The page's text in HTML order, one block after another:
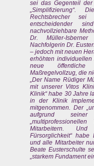
sei das Gegenteil
„Simplifizierung“.
Rechtsbrecher sei
entscheidender
nachvollziehbare
Dr. Müller-
Nachfolgerin Dr.
– jedoch mit neuen
erhöhten
neue öffentliche
Maßregelvollzug, die
„Der Name Rüdiger
mit unserer Vitos
Klinik“ habe 30 Jahre
in der Klinik
mitgenommen. Der
aufgrund
Mitarbeitern.
Fürsorglichkeit“
und alle Mitarbeiter
Beate Eusterschulte
„starkem Fundament